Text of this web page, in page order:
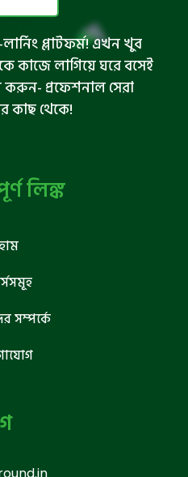
প্লাটফর্ম! এখন খুব
কাজে লাগিয়ে ঘরে বসেই
প্রফেশনাল সেরা
কাছ থেকে!
লিঙ্ক
সম্পর্কে